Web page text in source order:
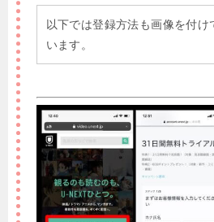
以下では登録方法も画像を付け
います。